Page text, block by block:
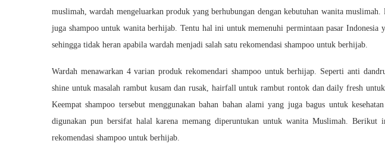
muslimah, wardah mengeluarkan produk yang berhubungan dengan kebutuhan wanita
juga shampoo untuk wanita berhijab. Tentu hal ini untuk memenuhi permintaan pasar Indonesia
sehingga tidak heran apabila wardah menjadi salah satu rekomendasi shampoo untuk berhijab.
Wardah menawarkan 4 varian produk rekomendari shampoo untuk berhijap. Seperti anti
shine untuk masalah rambut kusam dan rusak, hairfall untuk rambut rontok dan daily fresh
Keempat shampoo tersebut menggunakan bahan bahan alami yang juga bagus untuk
digunakan pun bersifat halal karena memang diperuntukan untuk wanita Muslimah. Berikut
rekomendasi shampoo untuk berhijab.